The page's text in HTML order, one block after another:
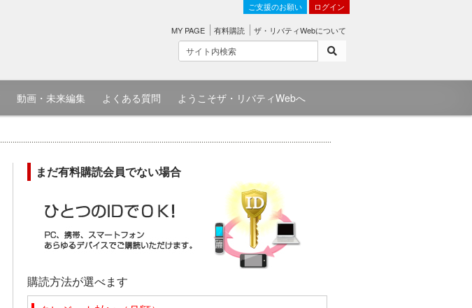
ご支援のお願い ログイン
MY PAGE 有料購読 ザ・リバティWebについて
動画・未来編集 よくある質問 ようこそザ・リバティWebへ
まだ有料購読会員でない場合
購読方法が選べます